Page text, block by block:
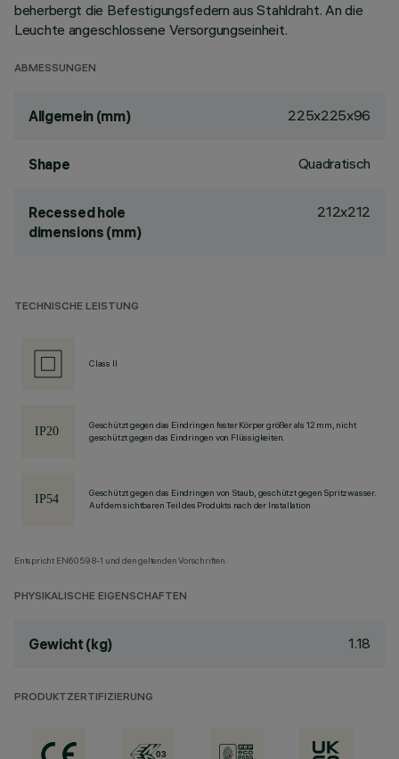
beherbergt die Befestigungsfedern aus Stahldraht. An die
Leuchte angeschlossene Versorgungseinheit.
ABMESSUNGEN
Allgemein (mm) 225x225x96
Shape Quadratisch
Recessed hole
dimensions (mm)
212x212
TECHNISCHE LEISTUNG
Class II
Geschützt gegen das Eindringen fester Körper größer als 12 mm, nicht
geschützt gegen das Eindringen von Flüssigkeiten.
Geschützt gegen das Eindringen von Staub, geschützt gegen Spritzwasser.
Auf dem sichtbaren Teil des Produkts nach der Installation
Entspricht EN60598-1 und den geltenden Vorschriften.
PHYSIKALISCHE EIGENSCHAFTEN
Gewicht (kg) 1.18
PRODUKTZERTIFIZIERUNG